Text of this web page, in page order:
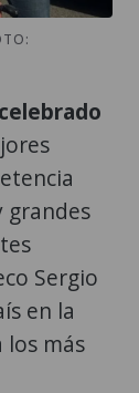
grandes
Sergio
en la
más